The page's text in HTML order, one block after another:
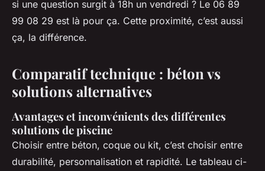
si une question surgit à 18h un vendredi ? Le 06 89
99 08 29 est là pour ça. Cette proximité, c’est aussi
ça, la différence.
Comparatif technique : béton vs
solutions alternatives
Avantages et inconvénients des différentes
solutions de piscine
Choisir entre béton, coque ou kit, c’est choisir entre
durabilité, personnalisation et rapidité. Le tableau ci-